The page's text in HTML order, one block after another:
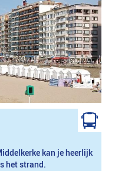
kan je heerlijk
het strand.